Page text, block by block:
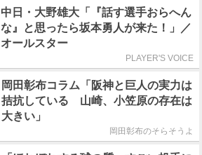
中日・大野雄大「『話す選手おらへん
な』と思ったら坂本勇人が来た！」／
オールスター
PLAYER'S VOICE
岡田彰布コラム「阪神と巨人の実力は
拮抗している 山崎、小笠原の存在は
大きい」
岡田彰布のそらそうよ